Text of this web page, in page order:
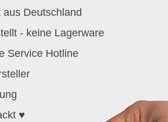
Deutschland
- keine Lagerware
Service Hotline
♥